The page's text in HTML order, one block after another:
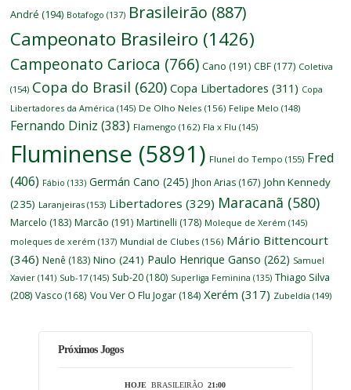
André (194) Botafogo (137) Brasileirão (887)
Campeonato Brasileiro (1426)
Campeonato Carioca (766) Cano (191) CBF (177) Coletiva
(154) Copa do Brasil (620) Copa Libertadores (311) Copa
Libertadores da América (145) De Olho Neles (156) Felipe Melo (148)
Fernando Diniz (383) Flamengo (162) Fla x Flu (145)
Fluminense (5891) Flunel do Tempo (155) Fred
(406) Fábio (133) Germán Cano (245) Jhon Arias (167) John Kennedy
(235) Laranjeiras (153) Libertadores (329) Maracanã (580)
Marcelo (183) Marcão (191) Martinelli (178) Moleque de Xerém (145)
moleques de xerém (137) Mundial de Clubes (156) Mário Bittencourt
(346) Nenê (183) Nino (241) Paulo Henrique Ganso (262) Samuel
Xavier (141) Sub-17 (145) Sub-20 (180) Superliga Feminina (135) Thiago Silva
(208) Vasco (168) Vou Ver O Flu Jogar (184) Xerém (317) Zubeldía (149)
Próximos Jogos
HOJE BRASILEIRÃO21:00